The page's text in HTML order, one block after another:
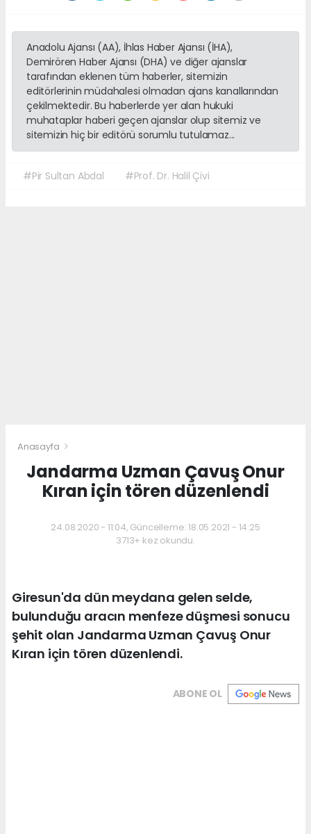
Anadolu Ajansı (AA), İhlas Haber Ajansı (İHA),
Demirören Haber Ajansı (DHA) ve diğer ajanslar
tarafından eklenen tüm haberler, sitemizin
editörlerinin müdahalesi olmadan ajans kanallarından
çekilmektedir. Bu haberlerde yer alan hukuki
muhataplar haberi geçen ajanslar olup sitemiz ve
sitemizin hiç bir editörü sorumlu tutulamaz...
#Pir Sultan Abdal #Prof. Dr. Halil Çivi
Anasayfa
Jandarma Uzman Çavuş Onur
Kıran için tören düzenlendi
24.08.2020 - 11:04, Güncelleme: 18.05.2021 - 14:25
3713+ kez okundu.
Giresun'da dün meydana gelen selde,
bulunduğu aracın menfeze düşmesi sonucu
şehit olan Jandarma Uzman Çavuş Onur
Kıran için tören düzenlendi.
ABONE OL